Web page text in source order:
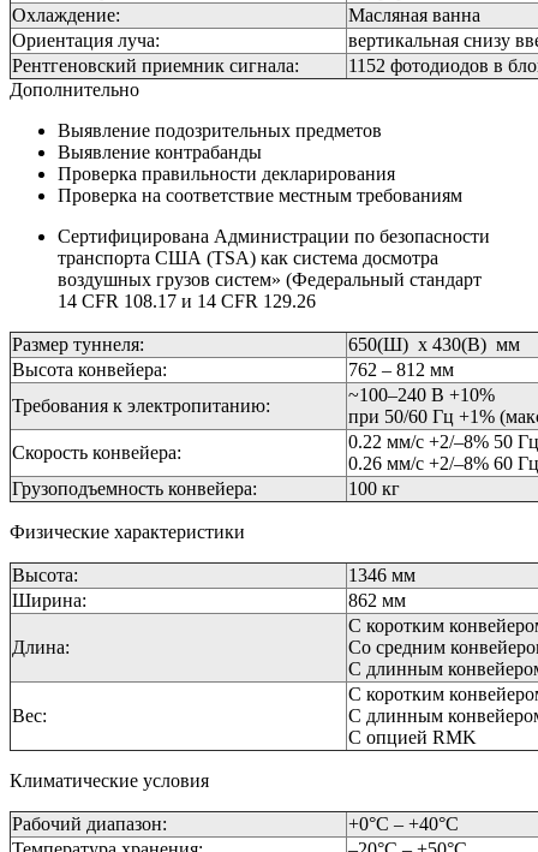
Охлаждение:
Масляная ванна
Ориентация луча:
вертикальная снизу
Рентгеновский приемник сигнала:
1152 фотодиодов в
Дополнительно
Выявление подозрительных предметов
Выявление контрабанды
Проверка правильности декларирования
Проверка на соответствие местным требованиям
Сертифицирована Администрации по безопасности
транспорта США (TSA) как система досмотра
воздушных грузов систем» (Федеральный стандарт
14 CFR 108.17 и 14 CFR 129.26
Размер туннеля:
650(Ш) х 430(В) мм
Высота конвейера:
762 – 812 мм
Требования к электропитанию:
~100–240 В +10%
при 50/60 Гц +1%
Скорость конвейера:
0.22 мм/с +2/–8% 50
0.26 мм/с +2/–8% 60
Грузоподъемность конвейера:
100 кг
Физические характеристики
Высота:
1346 мм
Ширина:
862 мм
Длина:
С коротким
Со средним
С длинным
Вес:
С коротким
С длинным
С опцией RMK
Климатические условия
Рабочий диапазон:
+0°С – +40°С